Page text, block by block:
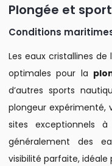
Plongée et
Conditions
Les eaux cristallines
optimales pour la
d’autres sports
plongeur expérimenté,
sites exceptionnels
généralement des
visibilité parfaite, idéale